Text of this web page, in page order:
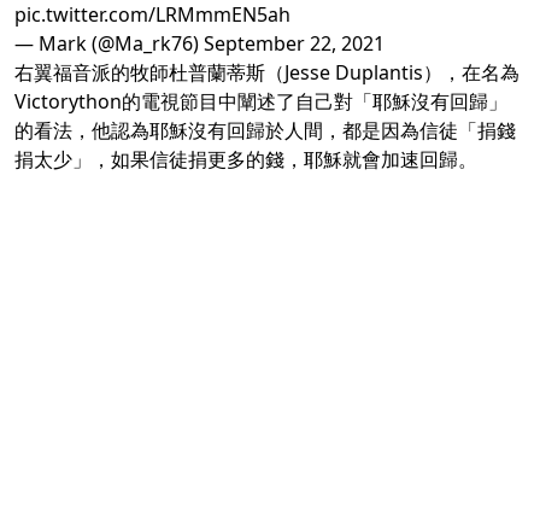
pic.twitter.com/LRMmmEN5ah
— Mark (@Ma_rk76)September 22, 2021
右翼福音派的牧師杜普蘭蒂斯（Jesse Duplantis），在名為
Victorython的電視節目中闡述了自己對「耶穌沒有回歸」
的看法，他認為耶穌沒有回歸於人間，都是因為信徒「捐錢
捐太少」，如果信徒捐更多的錢，耶穌就會加速回歸。